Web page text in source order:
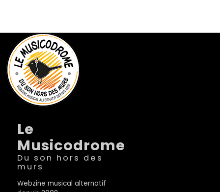
Le
Musicodrome
Du son hors des
murs
Webzine musical alternatif